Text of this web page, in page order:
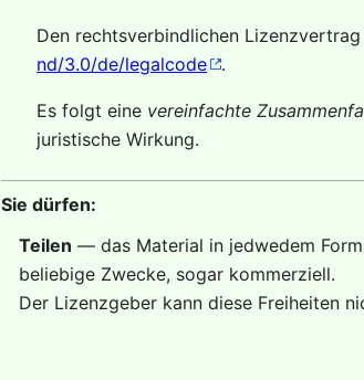
Den rechtsverbindlichen
nd/3.0/de/legalcode
.
Es folgt eine vereinfachte
juristische Wirkung.
Sie dürfen:
Teilen — das Material in jedwedem
beliebige Zwecke, sogar kommerziell.
Der Lizenzgeber kann diese Freiheiten